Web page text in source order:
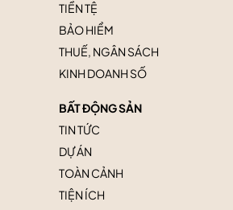
TIỀN TỆ
BẢO HIỂM
THUẾ, NGÂN SÁCH
KINH DOANH SỐ
BẤT ĐỘNG SẢN
TIN TỨC
DỰ ÁN
TOÀN CẢNH
TIỆN ÍCH